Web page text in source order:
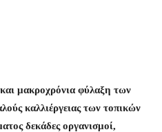
μακροχρόνια φύλαξη των
καλλιέργειας των τοπικών
δεκάδες οργανισμοί,